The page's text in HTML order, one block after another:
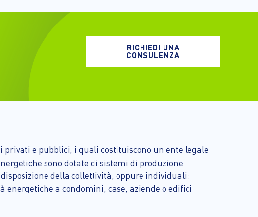
RICHIEDI UNA
CONSULENZA
e pubblici, i quali costituiscono un ente legale
sono dotate di sistemi di produzione
della collettività, oppure individuali:
a condomini, case, aziende o edifici